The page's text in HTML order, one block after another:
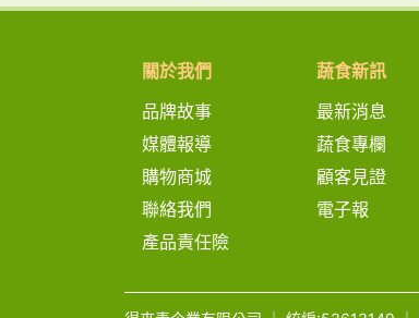
關於我們
品牌故事
媒體報導
購物商城
聯絡我們
產品責任險
蔬食新訊
最新消息
蔬食專欄
顧客見證
電子報